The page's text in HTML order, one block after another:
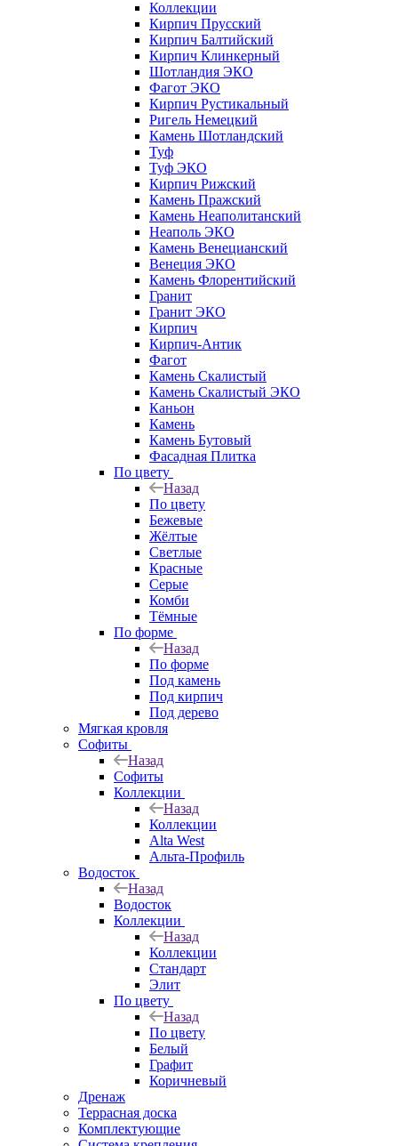
Коллекции
Кирпич Прусский
Кирпич Балтийский
Кирпич Клинкерный
Шотландия ЭКО
Фагот ЭКО
Кирпич Рустикальный
Ригель Немецкий
Камень Шотландский
Туф
Туф ЭКО
Кирпич Рижский
Камень Пражский
Камень Неаполитанский
Неаполь ЭКО
Камень Венецианский
Венеция ЭКО
Камень Флорентийский
Гранит
Гранит ЭКО
Кирпич
Кирпич-Антик
Фагот
Камень Скалистый
Камень Скалистый ЭКО
Каньон
Камень
Камень Бутовый
Фасадная Плитка
По цвету
Назад
По цвету
Бежевые
Жёлтые
Светлые
Красные
Серые
Комби
Тёмные
По форме
Назад
По форме
Под камень
Под кирпич
Под дерево
Мягкая кровля
Софиты
Назад
Софиты
Коллекции
Назад
Коллекции
Alta West
Альта-Профиль
Водосток
Назад
Водосток
Коллекции
Назад
Коллекции
Стандарт
Элит
По цвету
Назад
По цвету
Белый
Графит
Коричневый
Дренаж
Террасная доска
Комплектующие